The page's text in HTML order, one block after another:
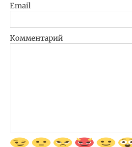
Email
Комментарий